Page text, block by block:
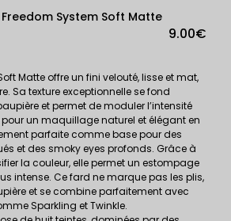
System Soft Matte
9.00€
Matte offre un fini velouté, lisse et mat,
Sa texture exceptionnelle se fond
et permet de moduler l’intensité
un maquillage naturel et élégant en
parfaite comme base pour des
et des smoky eyes profonds. Grâce à
la couleur, elle permet un estompage
intense. Ce fard ne marque pas les plis,
et se combine parfaitement avec
Sparkling et Twinkle.